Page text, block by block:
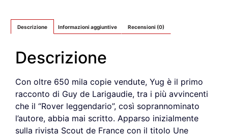
Descrizione Informazioni aggiuntive Recensioni (0)
Descrizione
Con oltre 650 mila copie vendute, Yug è il primo
racconto di Guy de Larigaudie, tra i più avvincenti
che il “Rover leggendario”, così soprannominato
l’autore, abbia mai scritto. Apparso inizialmente
sulla rivista Scout de France con il titolo Une